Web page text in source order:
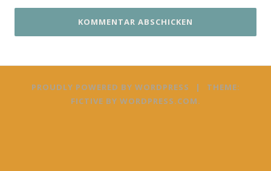
PROUDLY POWERED BY WORDPRESS |
THEME:
FICTIVE BY WORDPRESS.COM.